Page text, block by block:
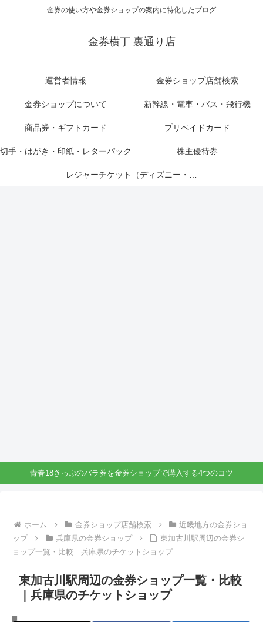
金券の使い方や金券ショップの案内に特化したブログ
金券横丁 裏通り店
運営者情報 金券ショップ店舗検索
金券ショップについて 新幹線・電車・バス・飛行機
商品券・ギフトカード プリペイドカード
切手・はがき・印紙・レターパック 株主優待券
レジャーチケット（ディズニー・USJ他）
青春18きっぷのバラ券を金券ショップで購入する4つのコツ
ホーム 金券ショップ店舗検索
近畿地方の金券ショ
ップ
兵庫県の金券ショップ
東加古川駅周辺の金券シ
ョップ一覧・比較｜兵庫県のチケットショップ
東加古川駅周辺の金券ショップ一覧・比較
｜兵庫県のチケットショップ